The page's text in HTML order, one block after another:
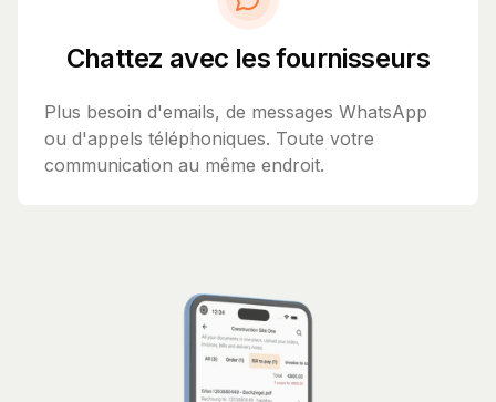
Chattez avec les fournisseurs
Plus besoin d'emails, de messages WhatsApp
ou d'appels téléphoniques. Toute votre
communication au même endroit.